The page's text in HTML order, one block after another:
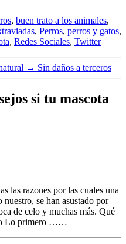
, buen trato a los animales,
, Perros, perros y gatos,
, Redes Sociales, Twitter
→ Sin daños a terceros
si tu mascota
las razones por las cuales una
se han asustado por
de celo y muchas más. Qué
Lo primero ……